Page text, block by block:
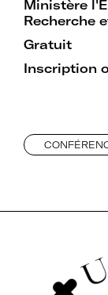
Adhérer
c’est :
Ministère
Recherche
Gratuit
Inscription